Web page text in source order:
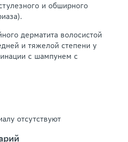
и обширного
дерматита волосистой
и тяжелой степени у
с шампунем с
отсутствуют